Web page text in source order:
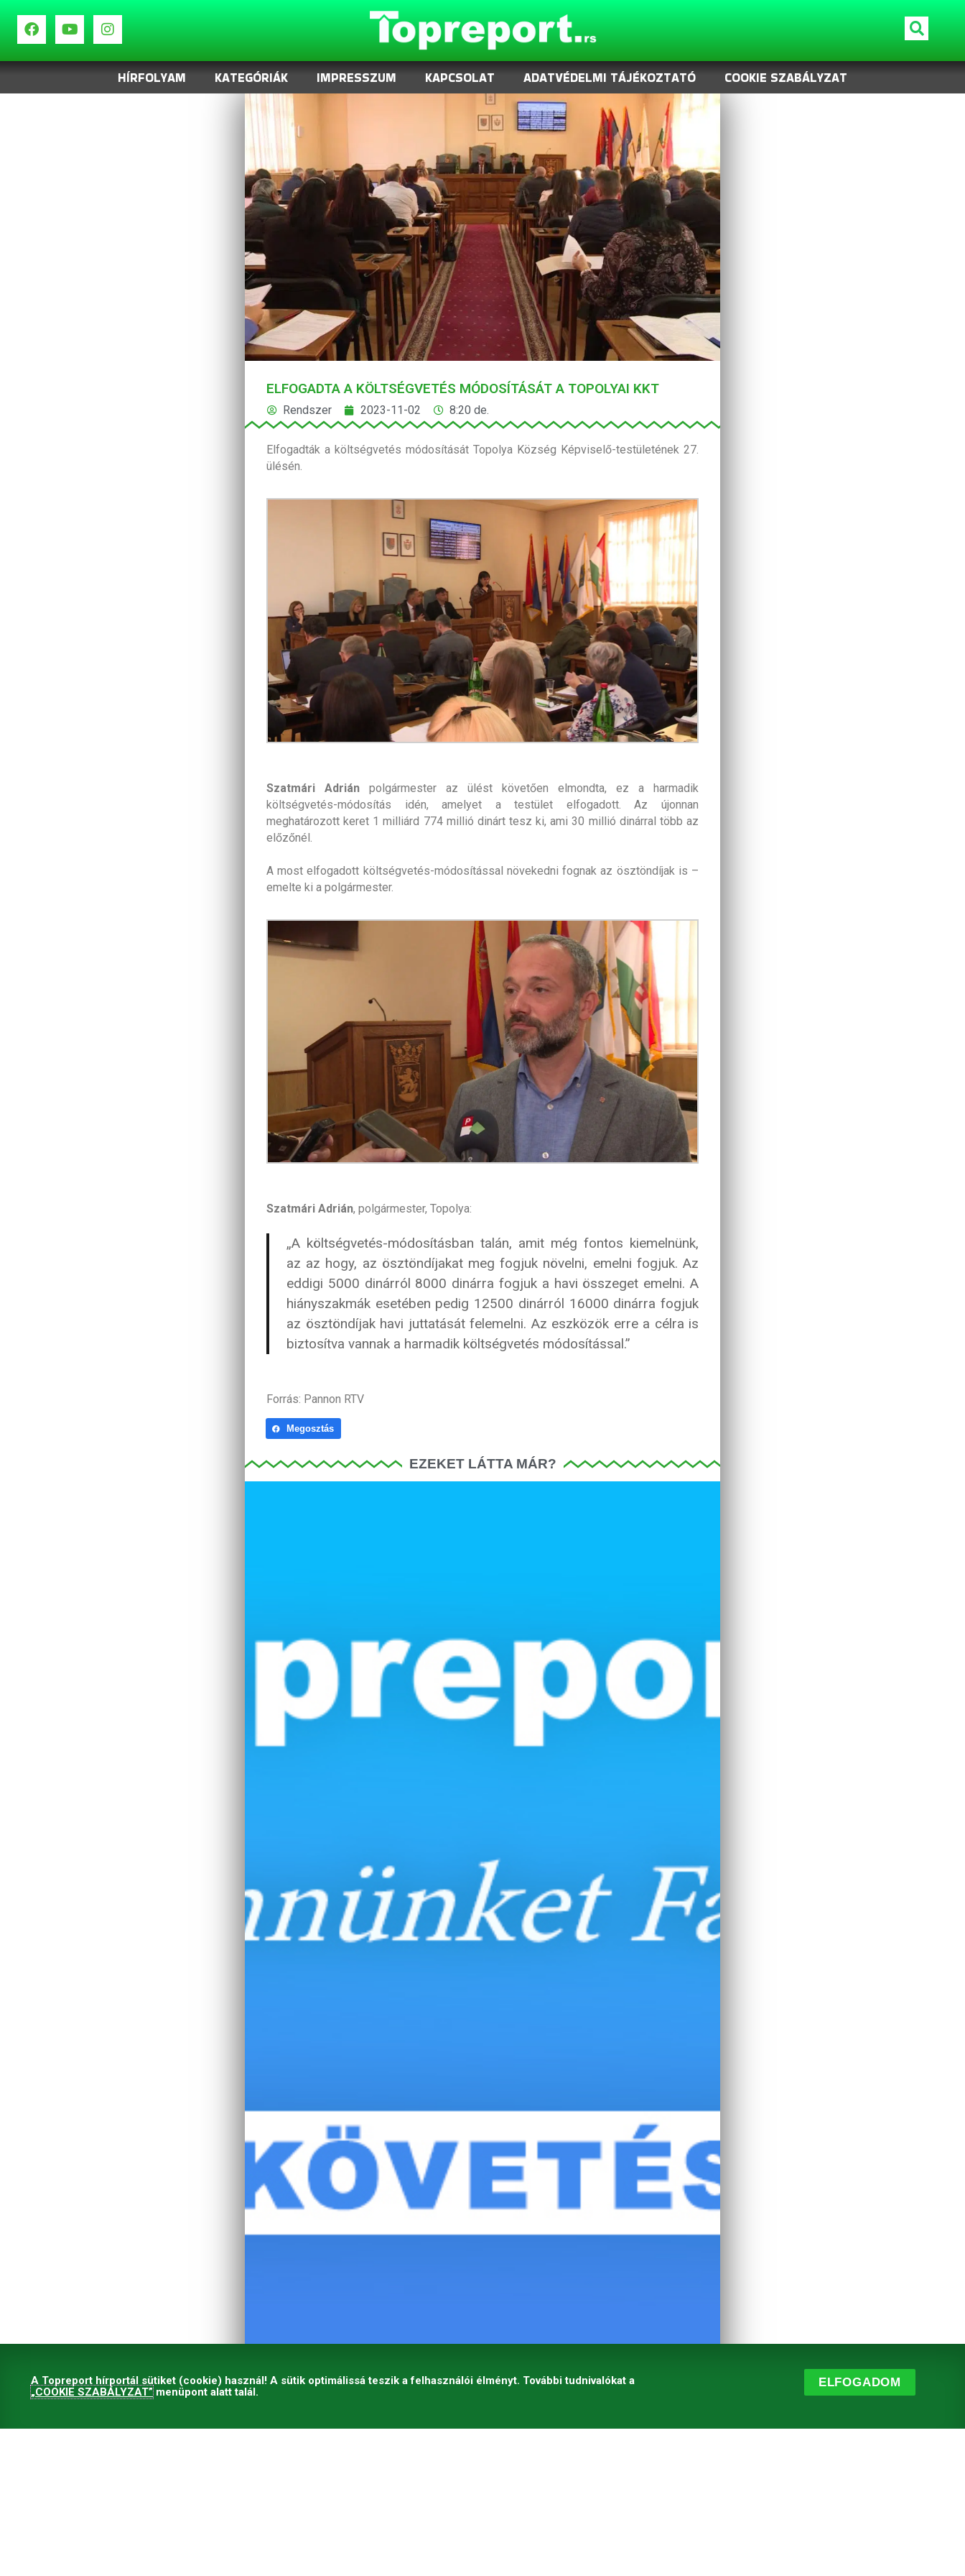
HÍRFOLYAM KATEGÓRIÁK IMPRESSZUM KAPCSOLAT ADATVÉDELMI TÁJÉKOZTATÓ COOKIE SZABÁLYZAT
ELFOGADTA A KÖLTSÉGVETÉS MÓDOSÍTÁSÁT A TOPOLYAI KKT
Rendszer 2023-11-02 8:20 de.
Elfogadták a költségvetés módosítását Topolya Község Képviselő-testületének 27.
ülésén.
Szatmári Adrián polgármester az ülést követően elmondta, ez a harmadik
költségvetés-módosítás idén, amelyet a testület elfogadott. Az újonnan
meghatározott keret 1 milliárd 774 millió dinárt tesz ki, ami 30 millió dinárral több az
előzőnél.
A most elfogadott költségvetés-módosítással növekedni fognak az ösztöndíjak is –
emelte ki a polgármester.
Szatmári Adrián, polgármester, Topolya:
„A költségvetés-módosításban talán, amit még fontos kiemelnünk,
az az hogy, az ösztöndíjakat meg fogjuk növelni, emelni fogjuk. Az
eddigi 5000 dinárról 8000 dinárra fogjuk a havi összeget emelni. A
hiányszakmák esetében pedig 12500 dinárról 16000 dinárra fogjuk
az ösztöndíjak havi juttatását felemelni. Az eszközök erre a célra is
biztosítva vannak a harmadik költségvetés módosítással.”
Forrás: Pannon RTV
Megosztás
EZEKET LÁTTA MÁR?
A Topreport hírportál sütiket (cookie) használ! A sütik optimálissá teszik a felhasználói élményt. További tudnivalókat a
„COOKIE SZABÁLYZAT”menüpont alatt talál.
ELFOGADOM